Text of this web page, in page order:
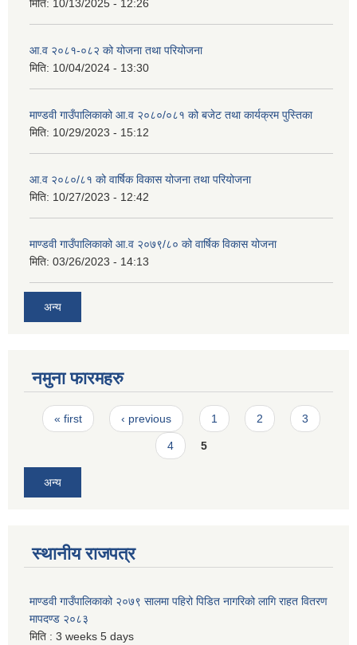
मिति: 10/13/2025 - 12:26
आ.व २०८१-०८२ को योजना तथा परियोजना
मिति: 10/04/2024 - 13:30
माण्डवी गाउँपालिकाको आ.व २०८०/०८१ को बजेट तथा कार्यक्रम पुस्तिका
मिति: 10/29/2023 - 15:12
आ.व २०८०/८१ को वार्षिक विकास योजना तथा परियोजना
मिति: 10/27/2023 - 12:42
माण्डवी गाउँपालिकाको आ.व २०७९/८० को वार्षिक विकास योजना
मिति: 03/26/2023 - 14:13
अन्य
नमुना फारमहरु
Pages
« first ‹ previous 1 2 3
4 5
अन्य
स्थानीय राजपत्र
माण्डवी गाउँपालिकाको २०७९ सालमा पहिरो पिडित नागरिको लागि राहत वितरण
मापदण्ड २०८३
मिति : 3 weeks 5 days